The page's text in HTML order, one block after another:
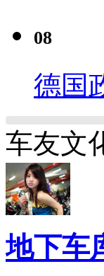
08
德国
车友文
地下车